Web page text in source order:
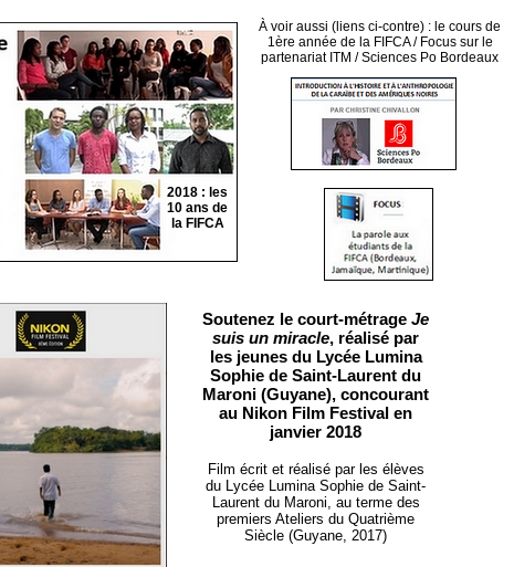
À voir aussi (liens ci-contre) : le cours de
1ère année de la FIFCA / Focus sur le
partenariat ITM / Sciences Po Bordeaux
2018 : les
10 ans de
la FIFCA
Soutenez le court-métrage Je
suis un miracle, réalisé par
les jeunes du Lycée Lumina
Sophie de Saint-Laurent du
Maroni (Guyane), concourant
au Nikon Film Festival en
janvier 2018
Film écrit et réalisé par les élèves
du Lycée Lumina Sophie de Saint-
Laurent du Maroni, au terme des
premiers Ateliers du Quatrième
Siècle (Guyane, 2017)